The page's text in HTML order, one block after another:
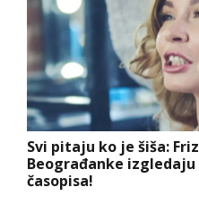
Svi pitaju ko je šiša:
Beograđanke
časopisa!